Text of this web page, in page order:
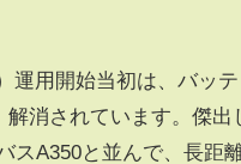
運用開始当初は、バッ
消されています。傑出
スA350と並んで、長距